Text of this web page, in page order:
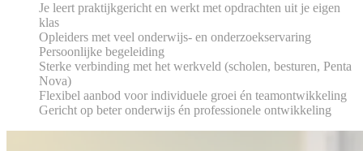
Je leert praktijkgericht en werkt met opdrachten uit je eigen
klas
Opleiders met veel onderwijs- en onderzoekservaring
Persoonlijke begeleiding
Sterke verbinding met het werkveld (scholen, besturen, Penta
Nova)
Flexibel aanbod voor individuele groei én teamontwikkeling
Gericht op beter onderwijs én professionele ontwikkeling